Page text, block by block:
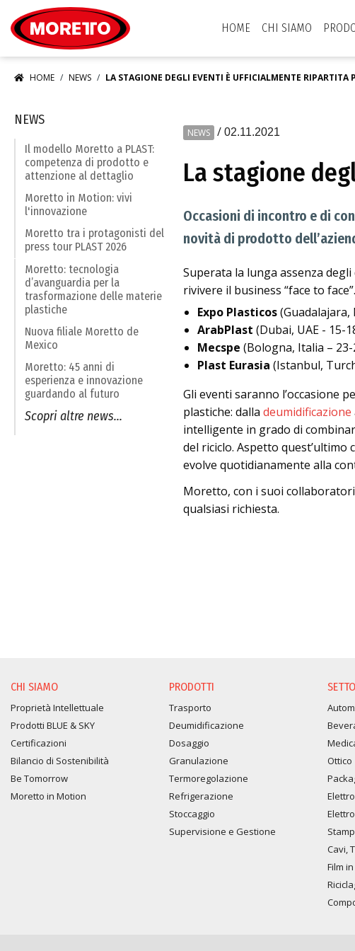
HOME
CHI SIAMO
HOME NEWS LA STAGIONE DEGLI EVENTI È UFFICIALMENTE RIPARTITA
NEWS / 02.11.2021
La stagione
Occasioni di incontro e di
novità di prodotto
Superata la lunga assenza
rivivere il business “face to
Expo Plasticos(Guadalajara,
ArabPlast (Dubai, UAE - 15-
Mecspe (Bologna, Italia –
Plast Eurasia (Istanbul,
Gli eventi saranno l’occasione
plastiche: dalla deumidificazione
intelligente in grado di
del riciclo. Aspetto quest’ultimo
evolve quotidianamente alla
Moretto, con i suoi
qualsiasi richiesta.
NEWS
Il modello Moretto a PLAST:
competenza di prodotto e
attenzione al dettaglio
Moretto in Motion: vivi
l'innovazione
Moretto tra i protagonisti del
press tour PLAST 2026
Moretto: tecnologia
d’avanguardia per la
trasformazione delle materie
plastiche
Nuova filiale Moretto de
Mexico
Moretto: 45 anni di
esperienza e innovazione
guardando al futuro
Scopri altre news...
CHI SIAMO
Proprietà Intellettuale
Prodotti BLUE & SKY
Certificazioni
Bilancio di Sostenibilità
Be Tomorrow
Moretto in Motion
PRODOTTI
Trasporto
Deumidificazione
Dosaggio
Granulazione
Termoregolazione
Refrigerazione
Stoccaggio
Supervisione e Gestione
Ottico
Cavi,
Film